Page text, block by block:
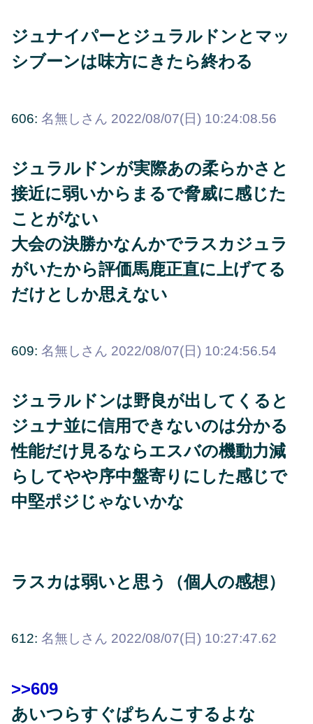
ジュナイパーとジュラルドンとマッ
シブーンは味方にきたら終わる
606: 名無しさん 2022/08/07(日) 10:24:08.56
ジュラルドンが実際あの柔らかさと
接近に弱いからまるで脅威に感じた
ことがない
大会の決勝かなんかでラスカジュラ
がいたから評価馬鹿正直に上げてる
だけとしか思えない
609: 名無しさん 2022/08/07(日) 10:24:56.54
ジュラルドンは野良が出してくると
ジュナ並に信用できないのは分かる
性能だけ見るならエスバの機動力減
らしてやや序中盤寄りにした感じで
中堅ポジじゃないかな
ラスカは弱いと思う（個人の感想）
612: 名無しさん 2022/08/07(日) 10:27:47.62
>>609
あいつらすぐぱちんこするよな